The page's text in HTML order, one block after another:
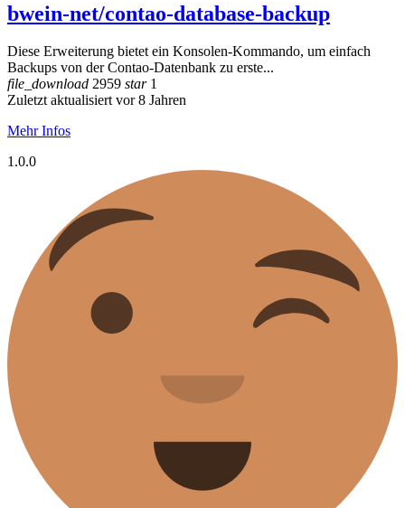
bwein-net/contao-database-backup
Diese Erweiterung bietet ein Konsolen-Kommando, um einfach
Backups von der Contao-Datenbank zu erste...
file_download 2959 star1
Zuletzt aktualisiert vor 8 Jahren
Mehr Infos
1.0.0